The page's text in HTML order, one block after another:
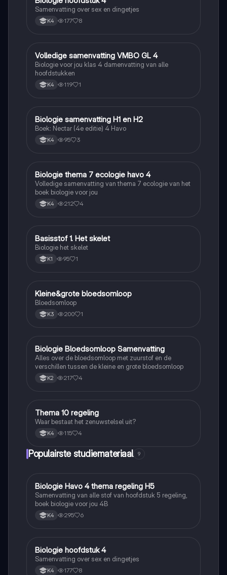
Samenvatting over sex en dingetjes
K4 177 8
Biologie
Volledige samenvatting VMBO GL 4
Biologie voor jou klas 4 damenvatting van alle
hoofdstukken
K4 119 1
Biologie
Biologie samenvatting H1 en H2
Boek: Nectar (4e editie) 4 Havo
K4 95 3
Biologie
Biologie thema 7 ecologie havo 4
Volledige samenvatting van thema 7 ecologie van het
boek biologie voor jou
K4 212 4
Biologie
Basisstof 1. Het skelet
Biologie het skelet
K1 95 1
Biologie
Kleine&grote bloedsomloop
Bloedsomloop
K3 200 1
Biologie
Biologie Bloedsomloop Samenvatting
Alles over de bloedsomloop met zuurstof en de
verschillen tussen de kleine en grote bloedsomloop
K2 217 4
Biologie
Thema 10 regeling
Waar bestaat het zenuwstelsel uit?
K4 115 4
Populairste studiemateriaal 9
Biologie
Biologie Havo 4 thema regeling H5
Samenvatting van alle stof van hoofdstuk 5 regeling,
boek biologie voor jou 4B
K4 295 6
Biologie
Biologie hoofdstuk 4
Samenvatting over sex en dingetjes
K4 177 8